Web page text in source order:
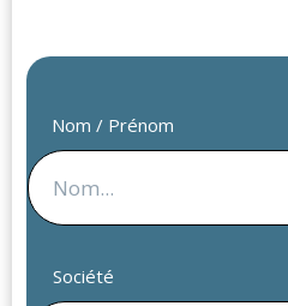
Nom / Prénom
Société